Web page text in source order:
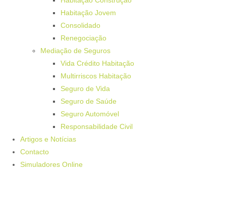
Habitação Jovem
Consolidado
Renegociação
Mediação de Seguros
Vida Crédito Habitação
Multirriscos Habitação
Seguro de Vida
Seguro de Saúde
Seguro Automóvel
Responsabilidade Civil
Artigos e Notícias
Contacto
Simuladores Online